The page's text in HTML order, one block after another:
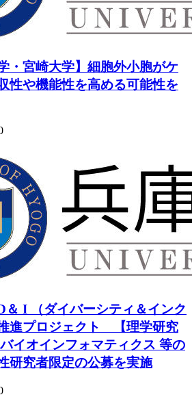
・宮崎大学】細胞外小胞がケ
性や機能性を高める可能性を
＆ I （ダイバーシティ＆インク
進プロジェクト 【理学研究
イオインフォマティクス 等の
研究者限定の公募を実施